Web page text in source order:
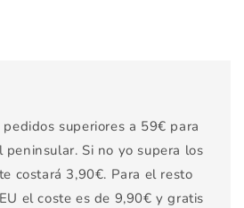
superiores a 59€ para
peninsular. Si no yo supera los
costará 3,90€. Para el resto
el coste es de 9,90€ y gratis